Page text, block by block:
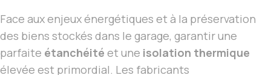
Face aux enjeux énergétiques et à la préservation
des biens stockés dans le garage, garantir une
parfaite étanchéité et une isolation thermique
élevée est primordial. Les fabricants